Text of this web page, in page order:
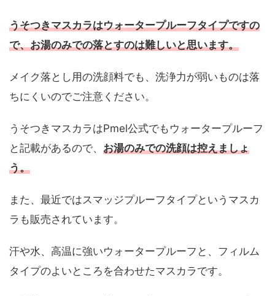
うそつきマスカラはウォータープルーフタイプですの
で、お湯のみでの落とすのは難しいと思います。
メイク落とし用の洗顔料でも、洗浄力が弱いものは落
ちにくいのでご注意ください。
うそつきマスカラはPmel公式でもウォータープルーフ
と記載があるので、 お湯のみでの洗顔は控えましょ
う。
また、最近ではスマッジプルーフタイプというマスカ
ラも販売されています。
汗や水、高温に強いウォータープルーフと、フィルム
タイプのよいところを合わせたマスカラです。